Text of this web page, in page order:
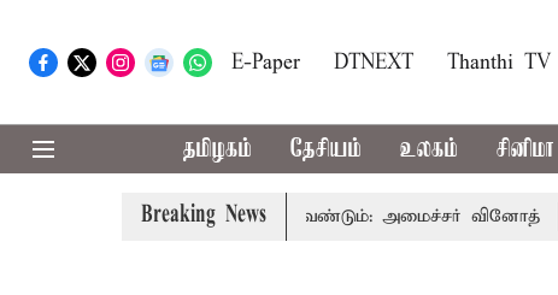
E-Paper DTNEXT Thanthi TV
தமிழகம் தேசியம் உலகம் சினிமா
Breaking News
உரம் பயன்பாட்டை தவிர்க்க வேண்டும்: அமைச்சர் வினோத்